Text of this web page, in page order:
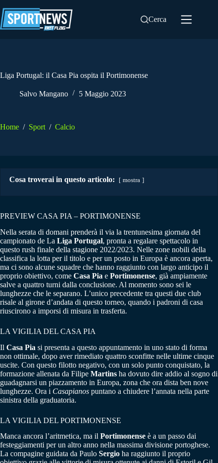
al
contenuto
Cerca
Liga Portugal: il Casa Pia ospita il Portimonense
Salvo Mangano 5 Maggio 2023
Home / Sport / Calcio
Cosa troverai in questo articolo: mostra
PREVIEW CASA PIA – PORTIMONENSE
Nella serata di domani prenderà il via la trentunesima giornata del
campionato de La Liga Portugal, pronta a regalare spettacolo in
questo rush finale della stagione 2022/2023. Nelle zone nobili della
classifica la lotta per il titolo e per un posto in Europa è ancora aperta,
ma ci sono alcune squadre che hanno raggiunto con largo anticipo il
proprio obiettivo, come Casa Pia e Portimonense, già ampiamente
salve a quattro turni dalla conclusione. Al momento sono sei le
lunghezze che le separano. L’unico precedente tra questi due club
risale al girone d’andata di questo torneo, quando i padroni di casa
riuscirono a imporsi di misura in trasferta.
LA VIGILIA DEL CASA PIA
Il Casa Pia si presenta a questo appuntamento in uno stato di forma
non ottimale, dopo aver rimediato quattro sconfitte nelle ultime cinque
uscite. Con questo filotto negativo, con un solo punto conquistato, la
formazione allenata da Filipe Martins ha dovuto dire addio al sogno di
guadagnarsi un piazzamento in Europa, zona che ora dista ben nove
lunghezze. Ora i Casapianos puntano a chiudere l’annata nella parte
sinistra della graduatoria.
LA VIGILIA DEL PORTIMONENSE
Manca ancora l’aritmetica, ma il Portimonense è a un passo dai
festeggiamenti per un altro anno nella massima divisione portoghese.
La compagine guidata da Paulo Sergio ha raggiunto il proprio